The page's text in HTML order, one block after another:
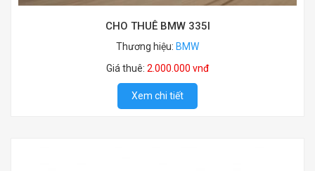
CHO THUÊ BMW 335I
Thương hiệu: BMW
Giá thuê: 2.000.000 vnđ
Xem chi tiết